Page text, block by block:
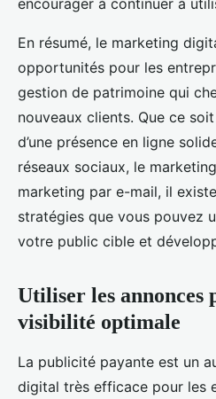
encourager à continuer à
En résumé, le marketing
opportunités pour les
gestion de patrimoine qui
nouveaux clients. Que ce
d’une présence en ligne
réseaux sociaux, le
marketing par e-mail, il
stratégies que vous pouvez
votre public cible et
Utiliser les annonces
visibilité optimale
La publicité payante est un
digital très efficace pour les